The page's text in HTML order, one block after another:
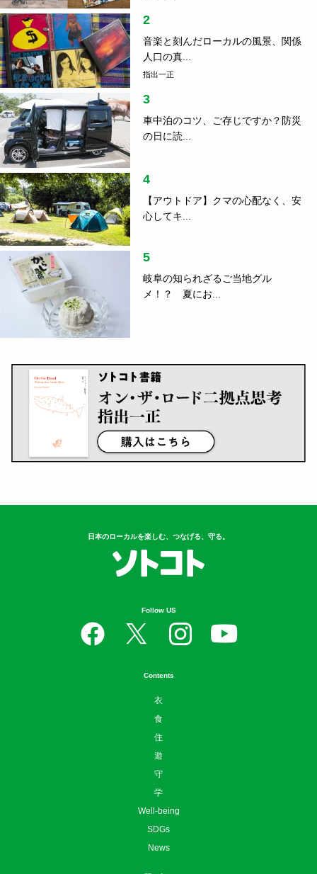
2
音楽と刻んだローカルの風景、関係
人口の真...
指出一正
3
車中泊のコツ、ご存じですか？防災
の日に読...
4
【アウトドア】クマの心配なく、安
心してキ...
5
岐阜の知られざるご当地グル
メ！？ 夏にお...
日本のローカルを楽しむ、つなげる、守る。
Follow US
Contents
衣
食
住
遊
守
学
Well-being
SDGs
News